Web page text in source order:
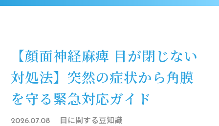
【顔面神経麻痺 目が閉じない
対処法】突然の症状から角膜
を守る緊急対応ガイド
2026.07.08 目に関する豆知識